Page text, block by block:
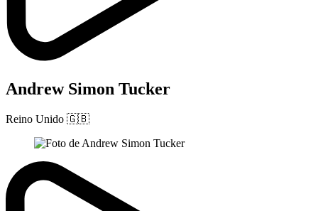
Andrew Simon Tucker
Reino Unido 🇬🇧